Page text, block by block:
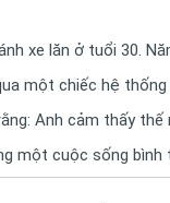
xe lăn ở tuổi 30.
một chiếc hệ
Anh cảm thấy
một cuộc sống